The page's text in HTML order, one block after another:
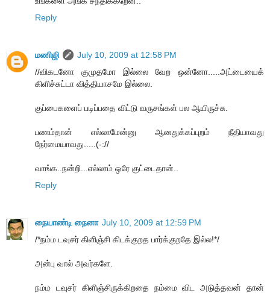
Reply
மணிஜி
July 10, 2009 at 12:58 PM
//விகடனோ குமுதமோ இல்லை வேற ஒன்னோ.....அட்டையைக்
கிளிச்சுட்டா வித்தியாசமே இல்லை.
குப்பைகளைப் படிப்பதை விட்டு வருசங்கள் பல ஆயிருச்சு.
பணம்தான் எல்லாமேன்னு ஆனதுக்கப்புறம் நீதியாவது
நேர்மையாவது.....(-://
வாங்க..நன்றி...எல்லாம் ஒரே குட்டைதான்..
Reply
நையாண்டி நைனா July 10, 2009 at 12:59 PM
/*நம்ம டவுசர் கிளிஞ்சி கிடக்குறத பார்க்குறதே இல்ல!*/
அன்பு வால் அவர்களே.
நம்ம டவுசர் கிளிஞ்சிருக்கிறதை நம்மை விட அடுத்தவன் தான்